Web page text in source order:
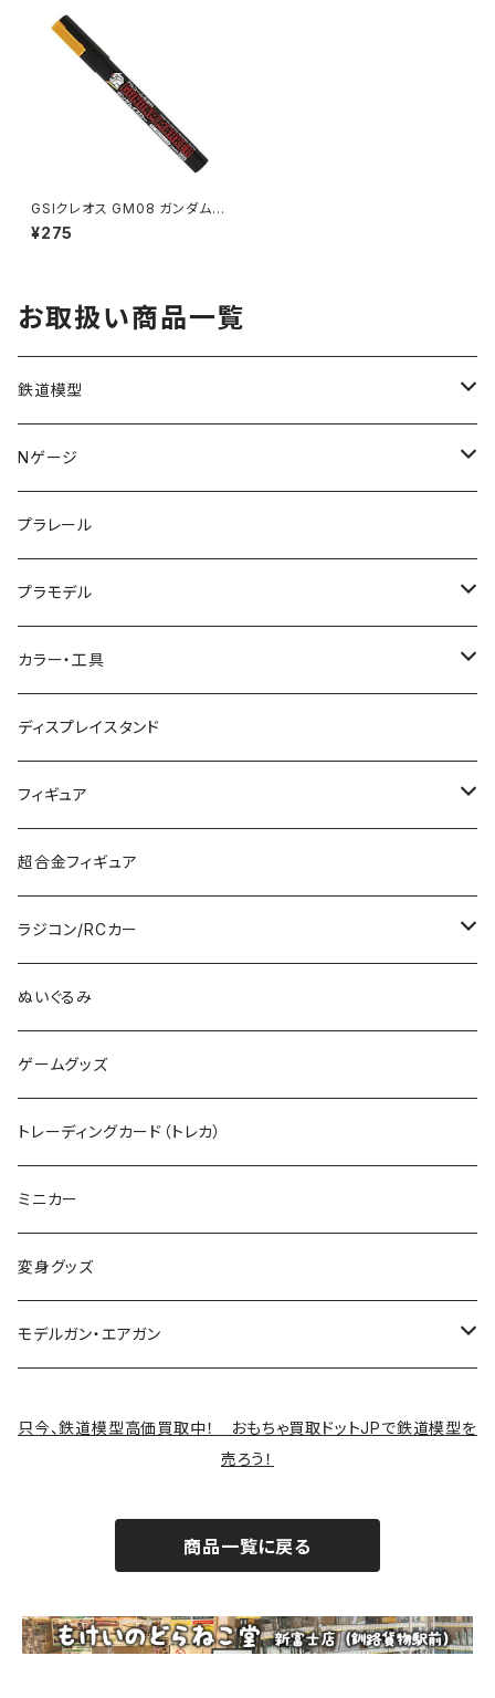
GSIクレオス GM08 ガンダムマ
ーカー08 イエロ- プラモデル
塗料（新品 在庫品）
¥275
お取扱い商品一覧
鉄道模型
KATO (N)
TOMIX (N)
マイクロエース (N)
グリーンマックス (N)
その他メーカー (N)
KATO (HO)
TOMIX (HO)
その他のHOゲージ
Zゲージ
カタログ
TOMIX (N)
制御機器
Nゲージ
車両
入門セット
レール
ストラクチャー
プラレール
プラモデル
ガンプラ
PG
デカール
カーモデル（車プラモ）
バイクプラモ
30MS
ミリタリープラモ
ポケモン
その他のロボット
その他のキャラクター
カラー・工具
工具（ツール）
塗料
筆
ディスプレイスタンド
フィギュア
ガンダム
超合金フィギュア
ラジコン/RCカー
タミヤRC
RCパーツ
ぬいぐるみ
ゲームグッズ
トレーディングカード（トレカ）
ミニカー
変身グッズ
モデルガン・エアガン
只今、鉄道模型高価買取中！ おもちゃ買取ドットJPで鉄道模型を
売ろう！
商品一覧に戻る